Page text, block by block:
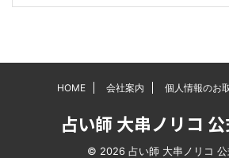
HOME 会社案内 個人情報のお
占い師 大串ノリコ
© 2026 占い師 大串ノリコ 公